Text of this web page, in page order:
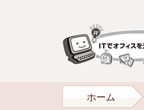
ホーム